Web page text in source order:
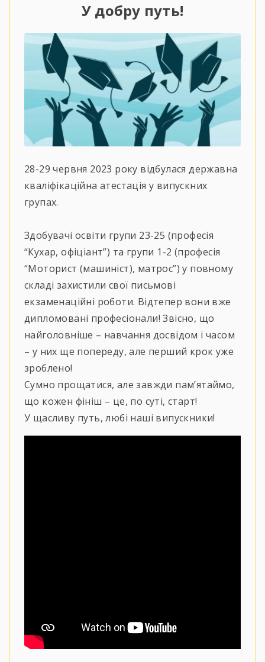
У добру путь!
28-29 червня 2023 року відбулася державна
кваліфікаційна атестація у випускних
групах.
Здобувачі освіти групи 23-25 (професія
“Кухар, офіціант”) та групи 1-2 (професія
“Моторист (машиніст), матрос”) у повному
складі захистили свої письмові
екзаменаційні роботи. Відтепер вони вже
дипломовані професіонали! Звісно, що
найголовніше – навчання досвідом і часом
– у них ще попереду, але перший крок уже
зроблено!
Сумно прощатися, але завжди пам’ятаймо,
що кожен фініш – це, по суті, старт!
У щасливу путь, любі наші випускники!